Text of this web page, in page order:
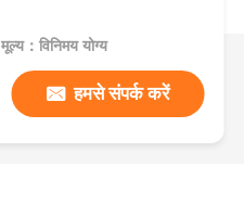
मूल्य：विनिमय योग्य
हमसे संपर्क करें